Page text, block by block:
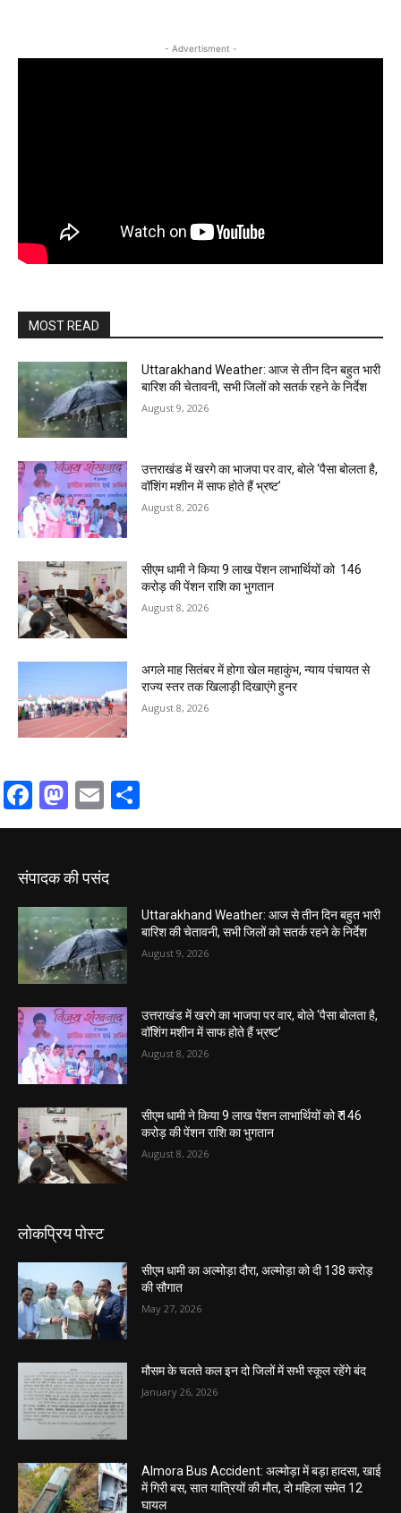
- Advertisment -
MOST READ
Uttarakhand Weather: आज से तीन दिन बहुत भारी
बारिश की चेतावनी, सभी जिलों को सतर्क रहने के निर्देश
August 9, 2026
उत्तराखंड में खरगे का भाजपा पर वार, बोले ‘पैसा बोलता है,
वॉशिंग मशीन में साफ होते हैं भ्रष्ट’
August 8, 2026
सीएम धामी ने किया 9 लाख पेंशन लाभार्थियों को ₹ 146
करोड़ की पेंशन राशि का भुगतान
August 8, 2026
अगले माह सितंबर में होगा खेल महाकुंभ, न्याय पंचायत से
राज्य स्तर तक खिलाड़ी दिखाएंगे हुनर
August 8, 2026
Facebook
Mastodon
Email
संपादक की पसंद
Uttarakhand Weather: आज से तीन दिन बहुत भारी
बारिश की चेतावनी, सभी जिलों को सतर्क रहने के निर्देश
August 9, 2026
उत्तराखंड में खरगे का भाजपा पर वार, बोले ‘पैसा बोलता है,
वॉशिंग मशीन में साफ होते हैं भ्रष्ट’
August 8, 2026
सीएम धामी ने किया 9 लाख पेंशन लाभार्थियों को ₹ 146
करोड़ की पेंशन राशि का भुगतान
August 8, 2026
लोकप्रिय पोस्ट
सीएम धामी का अल्मोड़ा दौरा, अल्मोड़ा को दी 138 करोड़
की सौगात
May 27, 2026
मौसम के चलते कल इन दो जिलों में सभी स्कूल रहेंगे बंद
January 26, 2026
Almora Bus Accident: अल्मोड़ा में बड़ा हादसा, खाई
में गिरी बस, सात यात्रियों की मौत, दो महिला समेत 12
घायल